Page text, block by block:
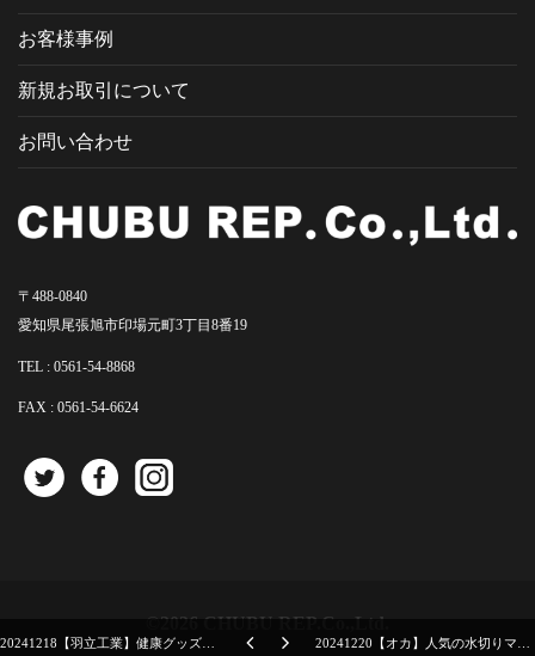
お客様事例
新規お取引について
お問い合わせ
〒488-0840
愛知県尾張旭市印場元町3丁目8番19
TEL : 0561-54-8868
FAX : 0561-54-6624
©2026 CHUBU REP.Co.,Ltd.